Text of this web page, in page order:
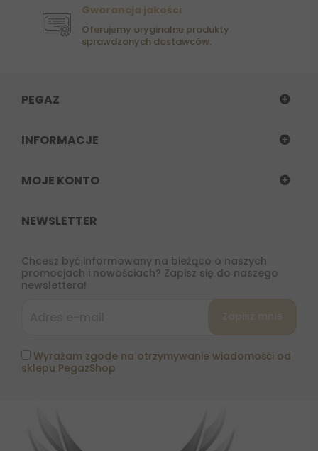
Gwarancja jakości
Oferujemy oryginalne produkty
sprawdzonych dostawców.
PEGAZ
INFORMACJE
MOJE KONTO
NEWSLETTER
Chcesz być informowany na bieżąco o naszych
promocjach i nowościach? Zapisz się do naszego
newslettera!
Wyrażam zgode na otrzymywanie wiadomośći od
sklepu PegazShop